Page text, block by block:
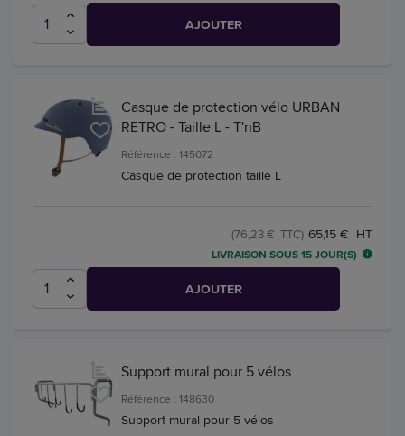
AJOUTER
Casque de protection vélo URBAN
RETRO - Taille L - T'nB
Référence : 145072
Casque de protection taille L
65,15 € HT
(76,23 € TTC)
LIVRAISON SOUS 15 JOUR(S)
AJOUTER
Support mural pour 5 vélos
Référence : 148630
Support mural pour 5 vélos